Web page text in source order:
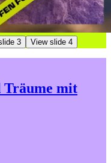
3 View slide 4
Träume mit